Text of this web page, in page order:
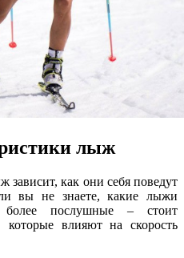
лыж
зависит, как они себя поведут
вы не знаете, какие лыжи
послушные – стоит
которые влияют на скорость